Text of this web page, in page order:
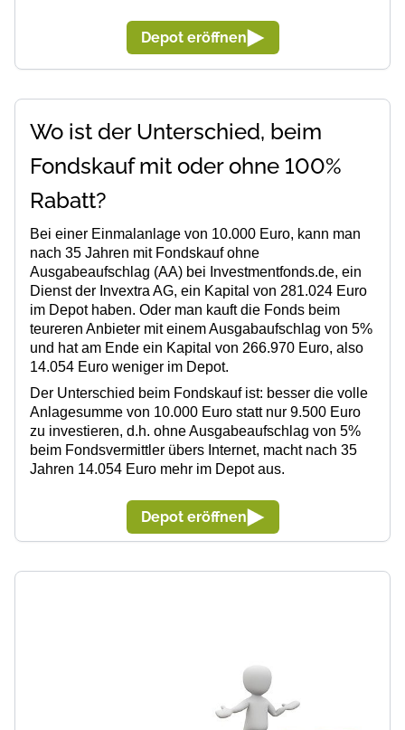
Depot eröffnen
Wo ist der Unterschied, beim
Fondskauf mit oder ohne 100%
Rabatt?
Bei einer Einmalanlage von 10.000 Euro, kann man
nach 35 Jahren mit Fondskauf ohne
Ausgabeaufschlag (AA) bei Investmentfonds.de, ein
Dienst der Invextra AG, ein Kapital von 281.024 Euro
im Depot haben. Oder man kauft die Fonds beim
teureren Anbieter mit einem Ausgabaufschlag von 5%
und hat am Ende ein Kapital von 266.970 Euro, also
14.054 Euro weniger im Depot.
Der Unterschied beim Fondskauf ist: besser die volle
Anlagesumme von 10.000 Euro statt nur 9.500 Euro
zu investieren, d.h. ohne Ausgabeaufschlag von 5%
beim Fondsvermittler übers Internet, macht nach 35
Jahren 14.054 Euro mehr im Depot aus.
Depot eröffnen